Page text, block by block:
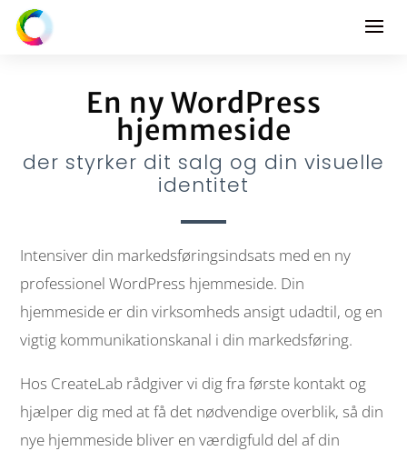
En ny WordPress
hjemmeside
der styrker dit salg og din visuelle
identitet
Intensiver din markedsføringsindsats med en ny
professionel WordPress hjemmeside. Din
hjemmeside er din virksomheds ansigt udadtil, og en
vigtig kommunikationskanal i din markedsføring.
Hos CreateLab rådgiver vi dig fra første kontakt og
hjælper dig med at få det nødvendige overblik, så din
nye hjemmeside bliver en værdigfuld del af din